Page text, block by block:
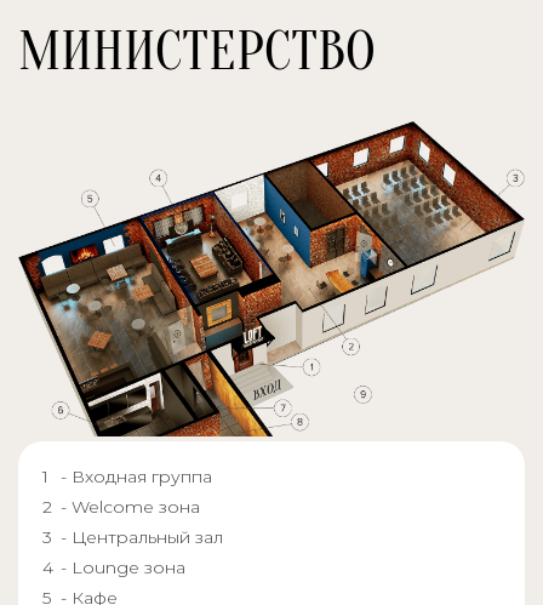
МИНИСТЕРСТВО
- Входная группа
- Welcome зона
- Центральный зал
- Lounge зона
- Кафе